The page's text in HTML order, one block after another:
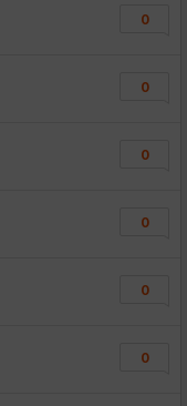
0
0
0
0
0
0